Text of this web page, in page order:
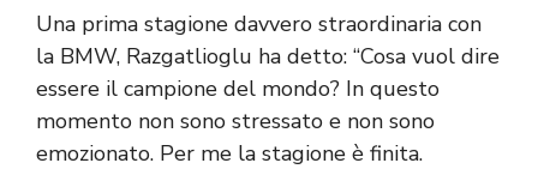
Una prima stagione davvero straordinaria con
la BMW, Razgatlioglu ha detto: “Cosa vuol dire
essere il campione del mondo? In questo
momento non sono stressato e non sono
emozionato. Per me la stagione è finita.